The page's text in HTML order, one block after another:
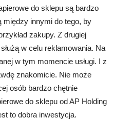
do sklepu są bardzo
między innymi do tego, by
zakupy. Z drugiej
w celu reklamowania. Na
w tym momencie usługi. I z
znakomicie. Nie może
osób bardzo chętnie
do sklepu od AP Holding
to dobra inwestycja.